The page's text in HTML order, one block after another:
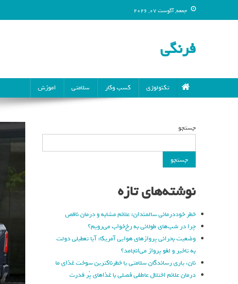
جمعه, آگوست 07, 2026
فرنگی
تکنولوژی کسب وکار سلامتی اموزش
جستجو
جستجو
نوشته‌های تازه
خطر خوددرمانی سالمندان: علائم مشابه و درمان ناقص
چرا در شب‌های طولانی به رخ‌خواب می‌رویم؟
وضعیت بحرانی پروازهای هوایی آمریکا: آیا تعطیلی دولت
به تاخیر و لغو پرواز می‌انجامد؟
نان، یاری رساندگان سلامتی یا خطرناکترین سوخت غذای ما
درمان علائم اختلال عاطفی فصلی با غذاهای پُر قدرت